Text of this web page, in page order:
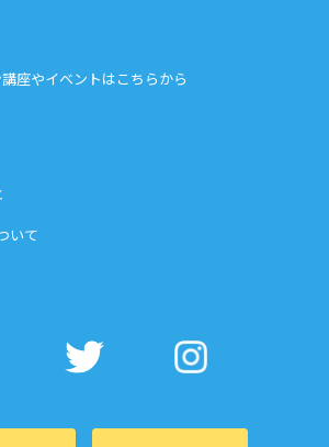
座やイベントはこちらから
いて